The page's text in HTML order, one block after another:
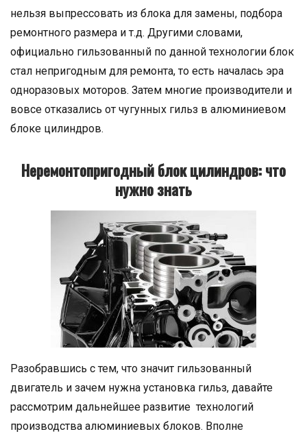
нельзя выпрессовать из блока для замены, подбора
ремонтного размера и т.д. Другими словами,
официально гильзованный по данной технологии блок
стал непригодным для ремонта, то есть началась эра
одноразовых моторов. Затем многие производители и
вовсе отказались от чугунных гильз в алюминиевом
блоке цилиндров.
Неремонтопригодный блок цилиндров: что
нужно знать
Разобравшись с тем, что значит гильзованный
двигатель и зачем нужна установка гильз, давайте
рассмотрим дальнейшее развитие технологий
производства алюминиевых блоков. Вполне